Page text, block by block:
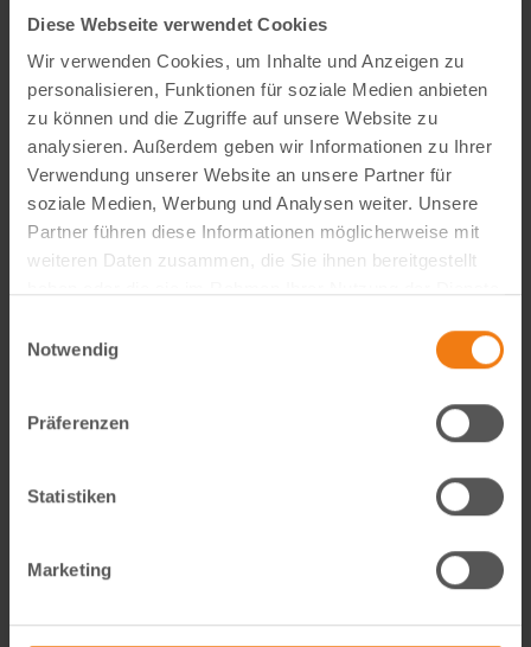
Diese Webseite verwendet Cookies
Wir verwenden Cookies, um Inhalte und Anzeigen zu
personalisieren, Funktionen für soziale Medien anbieten
zu können und die Zugriffe auf unsere Website zu
analysieren. Außerdem geben wir Informationen zu Ihrer
Verwendung unserer Website an unsere Partner für
soziale Medien, Werbung und Analysen weiter. Unsere
Partner führen diese Informationen möglicherweise mit
weiteren Daten zusammen, die Sie ihnen bereitgestellt
Notwendig
Präferenzen
Statistiken
Marketing
Werde Teil von Lemodo360! Als Visual Content Creator
Bildwelten – von der Idee bis zum A++ Content. Kreativ,